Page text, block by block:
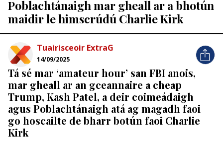
Poblachtánaigh mar gheall ar a bhotún
maidir le himscrúdú Charlie Kirk
Tuairisceoir ExtraG
14/09/2025
Tá sé mar ‘amateur hour’ san FBI anois,
mar gheall ar an gceannaire a cheap
Trump, Kash Patel, a deir coimeádaigh
agus Poblachtánaigh atá ag magadh faoi
go hoscailte de bharr botún faoi Charlie
Kirk